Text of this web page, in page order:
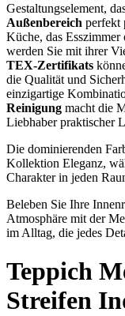
Gestaltungselement,
Außenbereich perfekt
Küche, das Esszimmer
werden Sie mit ihrer
TEX-Zertifikats
die Qualität und
einzigartige
Reinigung macht die
Liebhaber praktischer
Die dominierenden
Kollektion Eleganz,
Charakter in jeden
Beleben Sie Ihre
Atmosphäre mit der
im Alltag, die jedes
Teppich
Streifen